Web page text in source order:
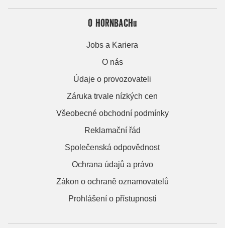
O HORNBACHu
Jobs a Kariera
O nás
Údaje o provozovateli
Záruka trvale nízkých cen
Všeobecné obchodní podmínky
Reklamační řád
Společenská odpovědnost
Ochrana údajů a právo
Zákon o ochraně oznamovatelů
Prohlášení o přístupnosti